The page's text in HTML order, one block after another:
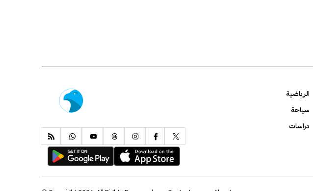
الرياضية
سياحة
دراسات